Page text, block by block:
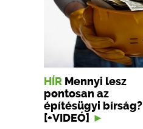
HÍR Mennyi lesz
pontosan az
építésügyi bírság?
[+VIDEÓ]